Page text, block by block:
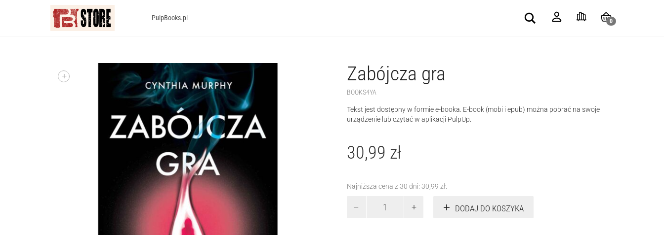
PulpBooks.pl Search
0
+ Zabójcza gra
BOOKS4YA
Tekst jest dostępny w formie e-booka. E-book (mobi i epub) można pobrać na swoje
urządzenie lub czytać w aplikacji PulpUp.
30,99 zł
Najniższa cena z 30 dni: 30,99 zł
DODAJ DO KOSZYKA